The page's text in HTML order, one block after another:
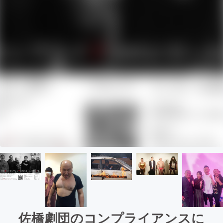
佐橋劇団のコンプライアンスに